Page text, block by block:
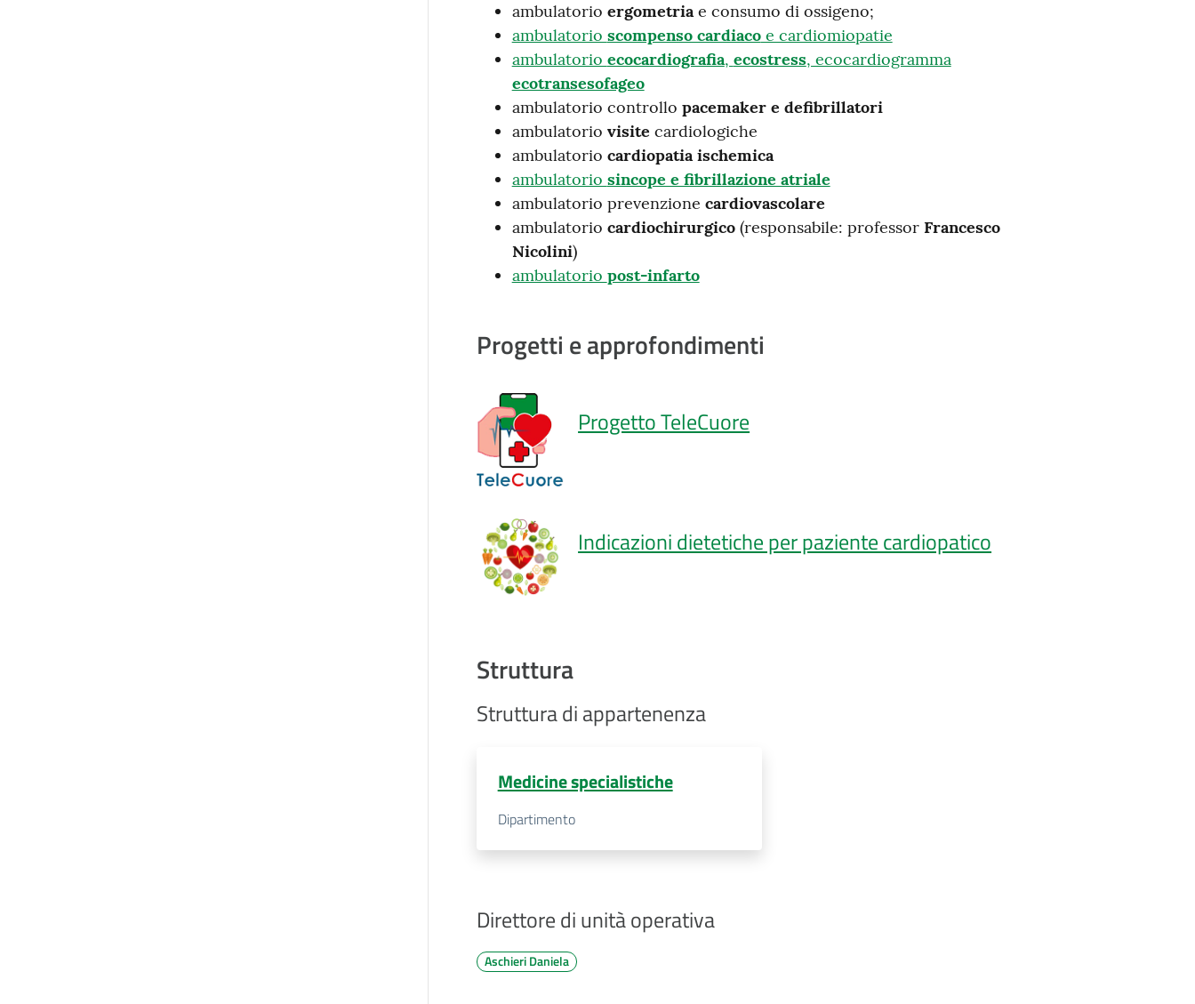
ambulatorio ergometriae consumo di ossigeno;
ambulatorio scompenso cardiacoe cardiomiopatie
ambulatorio ecocardiografia, ecostress, ecocardiogramma
ecotransesofageo
ambulatorio controllo pacemaker e defibrillatori
ambulatorio visite cardiologiche
ambulatorio cardiopatia ischemica
ambulatorio sincope e fibrillazione atriale
ambulatorio prevenzione cardiovascolare
ambulatorio cardiochirurgico(responsabile: professor Francesco
Nicolini)
ambulatorio post-infarto
Progetti e approfondimenti
Progetto TeleCuore
Indicazioni dietetiche per paziente cardiopatico
Struttura
Struttura di appartenenza
Medicine specialistiche
Dipartimento
Direttore di unità operativa
Aschieri Daniela